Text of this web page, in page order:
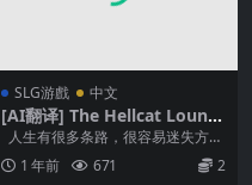
SLG游戲 中文
[AI翻译] The Hellcat Loung
e [v0.3.67]
人生有很多条路，很容易迷失方
向。 不过诺亚很幸运，他对自己现
在走的路很满意。...
1 年前 671 2